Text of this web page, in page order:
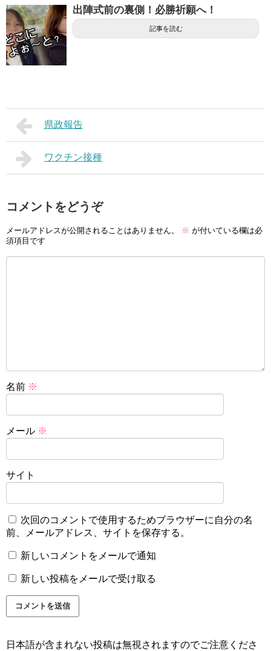
出陣式前の裏側！必勝祈願へ！
記事を読む
県政報告
ワクチン接種
コメントをどうぞ
メールアドレスが公開されることはありません。 ※ が付いている欄は必
須項目です
名前 ※
メール ※
サイト
次回のコメントで使用するためブラウザーに自分の名
前、メールアドレス、サイトを保存する。
新しいコメントをメールで通知
新しい投稿をメールで受け取る
日本語が含まれない投稿は無視されますのでご注意くださ